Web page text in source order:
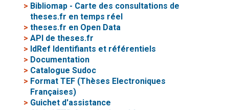
> Bibliomap - Carte des consultations de
theses.fr en temps réel
>theses.fr en Open Data
>API de theses.fr
> IdRef Identifiants et référentiels
> Documentation
> Catalogue Sudoc
> Format TEF (Thèses Electroniques
Françaises)
> Guichet d'assistance